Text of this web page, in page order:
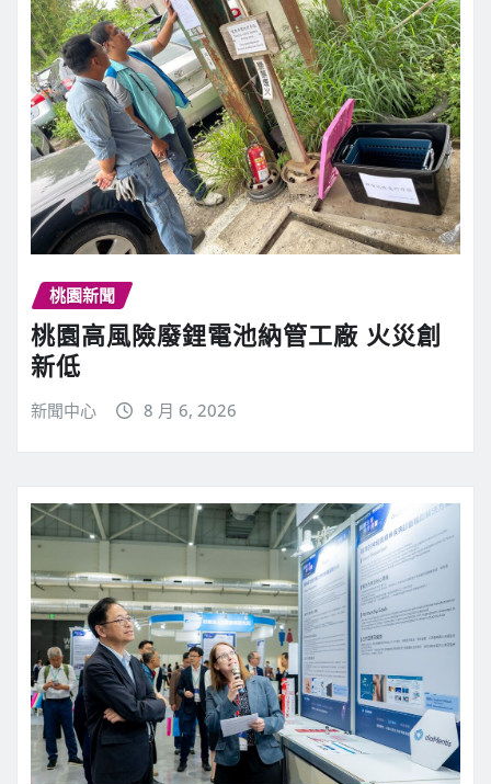
桃園新聞
桃園高風險廢鋰電池納管工廠 火災創
新低
新聞中心 8 月 6, 2026